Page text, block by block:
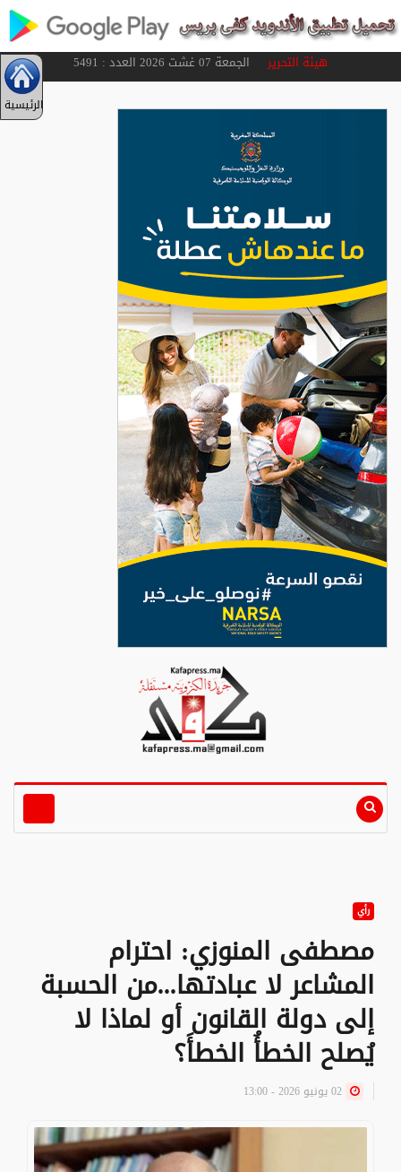
هيئة التحريرالجمعة 07 غشت 2026 العدد : 5491
الرئيسية
رأي
مصطفى المنوزي: احترام
المشاعر لا عبادتها...من الحسبة
إلى دولة القانون أو لماذا لا
يُصلح الخطأُ الخطأَ؟